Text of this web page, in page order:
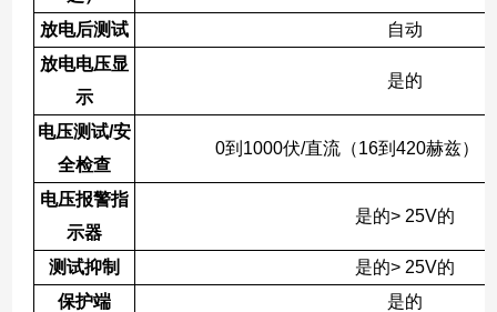
放电后测试
自动
放电电压显
示
是的
电压测试/安
全检查
0到 1000伏/直流（16到 420赫兹），
电压报警指
示器
是的> 25V的
测试抑制 是的> 25V的
保护端
是的